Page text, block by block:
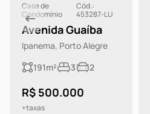
Casa de
Condomínio
Cód.:
453287-LU
Avenida Guaíba
Ipanema, Porto Alegre
191m²
3 2
R$ 500.000
+taxas